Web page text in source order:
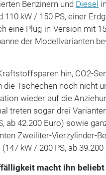
Benzinern und Diesel
110 kW / 150 PS, einer
eine Plug-in-Version mit
der Modellvarianten
hin, CO2-
die Tschechen noch nicht
wieder auf die
treten sogar drei
ab 42.200 Euro) sowie
Zweiliter-Vierzylinder-
(147 kW / 200 PS, ab
macht ihn beliebt